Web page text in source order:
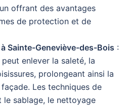
offrant des avantages
de protection et de
Sainte-Geneviève-des-Bois :
enlever la saleté, la
prolongeant ainsi la
Les techniques de
le sablage, le nettoyage